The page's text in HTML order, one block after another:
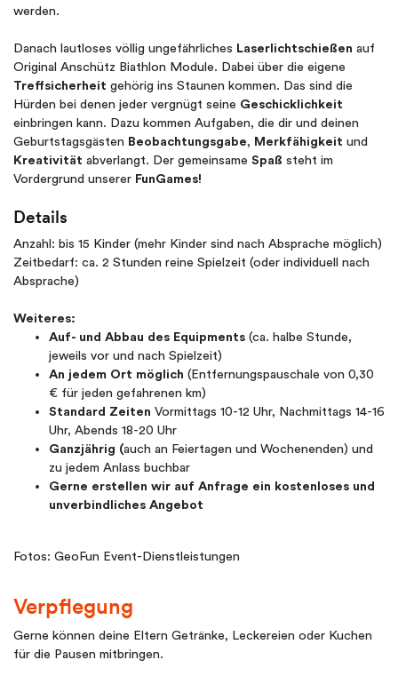
werden.
Danach lautloses völlig ungefährliches Laserlichtschießen auf
Original Anschütz Biathlon Module. Dabei über die eigene
Treffsicherheit gehörig ins Staunen kommen. Das sind die
Hürden bei denen jeder vergnügt seine Geschicklichkeit
einbringen kann. Dazu kommen Aufgaben, die dir und deinen
Geburtstagsgästen Beobachtungsgabe, Merkfähigkeit und
Kreativität abverlangt. Der gemeinsame Spaß steht im
Vordergrund unserer FunGames!
Details
Anzahl: bis 15 Kinder (mehr Kinder sind nach Absprache möglich)
Zeitbedarf: ca. 2 Stunden reine Spielzeit (oder individuell nach
Absprache)
Weiteres:
Auf- und Abbau des Equipments (ca. halbe Stunde,
jeweils vor und nach Spielzeit)
An jedem Ort möglich (Entfernungspauschale von 0,30
€ für jeden gefahrenen km)
Standard Zeiten Vormittags 10-12 Uhr, Nachmittags 14-16
Uhr, Abends 18-20 Uhr
Ganzjährig (auch an Feiertagen und Wochenenden) und
zu jedem Anlass buchbar
Gerne erstellen wir auf Anfrage ein kostenloses und
unverbindliches Angebot
Fotos: GeoFun Event-Dienstleistungen
Verpflegung
Gerne können deine Eltern Getränke, Leckereien oder Kuchen
für die Pausen mitbringen.